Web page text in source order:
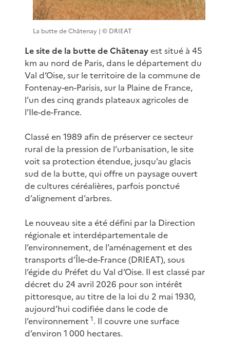
La butte de Châtenay | © DRIEAT
Le site de la butte de Châtenayest situé à 45
km au nord de Paris, dans le département du
Val d’Oise, sur le territoire de la commune de
Fontenay-en-Parisis, sur la Plaine de France,
l’un des cinq grands plateaux agricoles de
l’Ile-de-France.
Classé en 1989 afin de préserver ce secteur
rural de la pression de l’urbanisation, le site
voit sa protection étendue, jusqu’au glacis
sud de la butte, qui offre un paysage ouvert
de cultures céréalières, parfois ponctué
d’alignement d’arbres.
Le nouveau site a été défini par la Direction
régionale et interdépartementale de
l’environnement, de l’aménagement et des
transports d’Île-de-France (DRIEAT), sous
l’égide du Préfet du Val d’Oise. Il est classé par
décret du 24 avril 2026 pour son intérêt
pittoresque, au titre de la loi du 2 mai 1930,
aujourd’hui codifiée dans le code de
l’environnement 1. Il couvre une surface
d’environ 1 000 hectares.